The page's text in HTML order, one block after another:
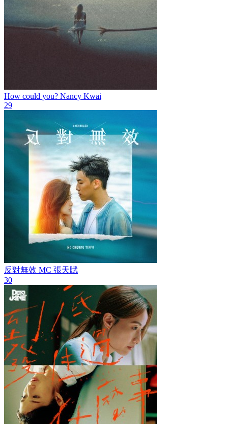
How could you? Nancy Kwai
29
反對無效 MC 張天賦
30